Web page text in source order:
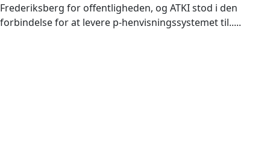
Frederiksberg for offentligheden, og ATKI stod i den
forbindelse for at levere p-henvisningssystemet til.....